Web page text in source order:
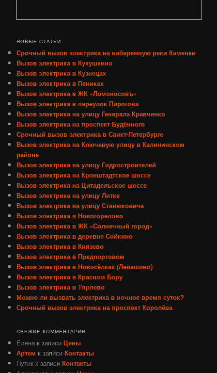
НОВЫЕ СТАТЬИ
Срочный вызов электрика на набережную реки Каменки
Вызов электрика в Кукушкино
Вызов электрика в Кузнецах
Вызов электрика в Пениках
Вызов электрика в ЖК «Ломоносовъ»
Вызов электрика в переулок Пирогова
Вызов электрика на улицу Генерала Кравченко
Вызов электрика на проспект Будённого
Срочный вызов электрика в Санкт-Петербурге
Вызов электрика на Ключевую улицу в Калининском
районе
Вызов электрика на улицу Гидростроителей
Вызов электрика на Кронштадтское шоссе
Вызов электрика на Цитадельское шоссе
Вызов электрика на улицу Литке
Вызов электрика на улицу Станюковича
Вызов электрика в Новогорелово
Вызов электрика в ЖК «Солнечный город»
Вызов электрика в деревне Сойкино
Вызов электрика в Князево
Вызов электрика в Предпортовом
Вызов электрика в Новосёлках (Левашово)
Вызов электрика в Красном Бору
Вызов электрика в Тярлево
Можно ли вызвать электрика в ночное время суток?
Срочный вызов электрика на проспект Королёва
СВЕЖИЕ КОММЕНТАРИИ
Елена к записиЦены
Артем к записиКонтакты
Путик к записиКонтакты